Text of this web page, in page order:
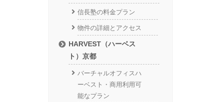
信長塾の料金プラン
物件の詳細とアクセス
HARVEST（ハーベス
ト）京都
バーチャルオフィスハ
ーベスト・商用利用可
能なプラン